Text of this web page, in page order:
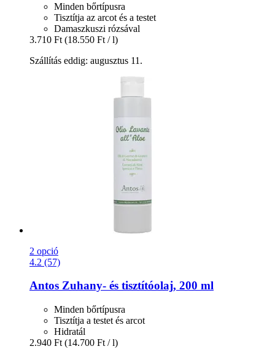
Minden bőrtípusra
Tisztítja az arcot és a testet
Damaszkuszi rózsával
3.710 Ft (18.550 Ft / l)
Szállítás eddig: augusztus 11.
2 opció
4.2 (57)
Antos Zuhany-​ és tisztítóolaj, 200 ml
Minden bőrtípusra
Tisztítja a testet és arcot
Hidratál
2.940 Ft (14.700 Ft / l)